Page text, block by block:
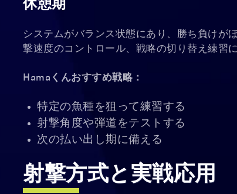
休憩期
システムがバランス状態にあり、勝ち負けが
撃速度のコントロール、戦略の切り替え練習に
Hamaくんおすすめ戦略：
特定の魚種を狙って練習する
射撃角度や弾道をテストする
次の払い出し期に備える
射撃方式と実戦応用